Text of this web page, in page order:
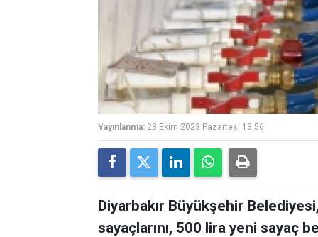
Yayınlanma: 23 Ekim 2023 Pazartesi 13:56
Diyarbakır Büyükşehir
sayaçlarını, 500 lira yeni sayaç